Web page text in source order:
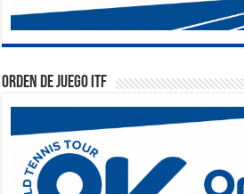
Orden de Juego ITF